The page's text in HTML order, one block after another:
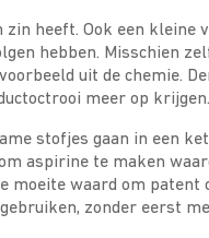
heeft. Ook een kleine
hebben. Misschien
uit de chemie.
meer op krijgen.
stofjes gaan in een
aspirine te maken
moeite waard om patent
zonder eerst